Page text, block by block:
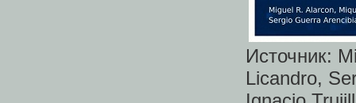
Источник:
Licandro,